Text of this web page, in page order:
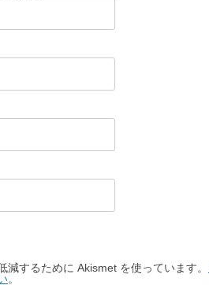
減するために Akismet を使っています。
。